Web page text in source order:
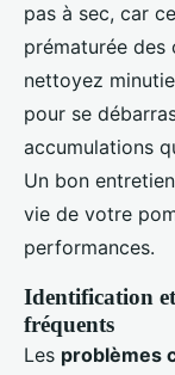
pas à sec, car
prématurée des
nettoyez
pour se
accumulations
Un bon
vie de votre
performances.
Identification
fréquents
Les problèmes